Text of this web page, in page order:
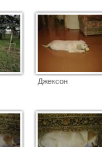
Джексон